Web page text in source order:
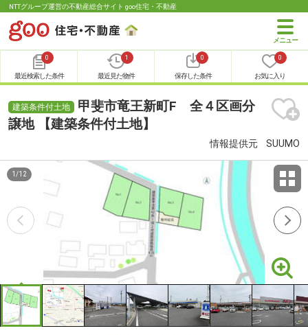
NTTグループ運営の不動産総合サイト goo住宅・不動産
0
最近検索した条件
1
最近見た物件
0
保存した条件
0
お気に入り
建築条件付土地
甲斐市竜王新町F 全４区画分
譲地 【建築条件付土地】
情報提供元 SUUMO
1 /12